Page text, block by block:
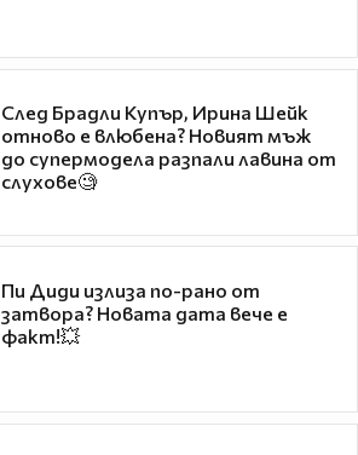
След Брадли Купър, Ирина Шейк
отново е влюбена? Новият мъж
до супермодела разпали лавина от
слухове🧐
Пи Диди излиза по-рано от
затвора? Новата дата вече е
факт!💥